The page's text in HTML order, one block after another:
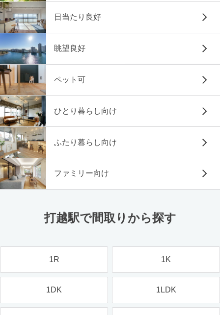
日当たり良好
眺望良好
ペット可
ひとり暮らし向け
ふたり暮らし向け
ファミリー向け
打越駅で間取りから探す
1R 1K
1DK 1LDK